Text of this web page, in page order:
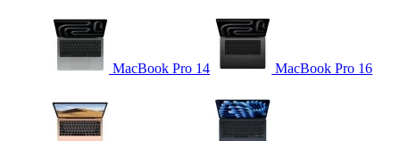
MacBook Pro 14 MacBook Pro 16